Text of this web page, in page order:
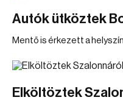
Autók ütköztek
Mentő is érkezett a
Elköltöztek